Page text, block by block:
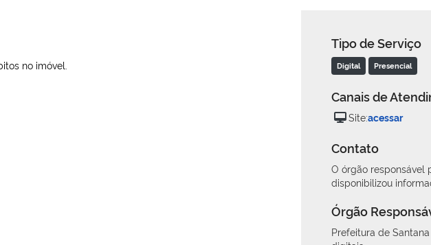
no imóvel.
Tipo de Serviço
Digital Presencial
Canais de
Site:acessar
Contato
O órgão responsável
disponibilizou
Órgão
Prefeitura de